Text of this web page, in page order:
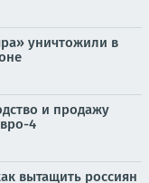
уничтожили в
и продажу
4
вытащить россиян